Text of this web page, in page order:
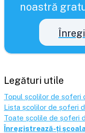
noastră
Legături utile
Topul școlilor de șoferi
Lista școlilor de șoferi
Toate școlile de șoferi
Înregistrează-ți